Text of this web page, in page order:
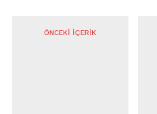
ÖNCEKI İÇERIK